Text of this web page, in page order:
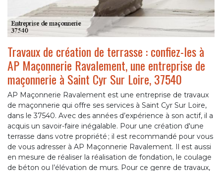
Travaux de création de terrasse : confiez-les à
AP Maçonnerie Ravalement, une entreprise de
maçonnerie à Saint Cyr Sur Loire, 37540
AP Maçonnerie Ravalement est une entreprise de travaux
de maçonnerie qui offre ses services à Saint Cyr Sur Loire,
dans le 37540. Avec des années d’expérience à son actif, il a
acquis un savoir-faire inégalable. Pour une création d'une
terrasse dans votre propriété ; il est recommandé pour vous
de vous adresser à AP Maçonnerie Ravalement. Il est aussi
en mesure de réaliser la réalisation de fondation, le coulage
de béton ou l’élévation de murs. Pour ce genre de travaux,